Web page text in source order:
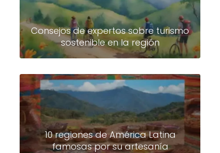
Consejos de expertos sobre turismo
sostenible en la región
10 regiones de América Latina
famosas por su artesanía